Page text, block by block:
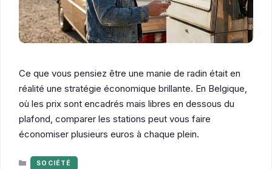
Ce que vous pensiez être une manie de radin était en
réalité une stratégie économique brillante. En Belgique,
où les prix sont encadrés mais libres en dessous du
plafond, comparer les stations peut vous faire
économiser plusieurs euros à chaque plein.
CATÉGORIES
SOCIÉTÉ